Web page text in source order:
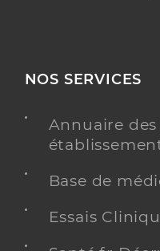
NOS SERVICES
Annuaire
Base de
Essais